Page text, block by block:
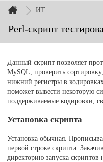
ИТ
Perl-скрипт
Данный скрипт позволяет
MySQL, проверить
нижний регистры в
поможет вывести некоторую
поддерживаемые кодировки,
Установка скрипта
Установка обычная.
первой строке скрипта.
директорию запуска скриптов